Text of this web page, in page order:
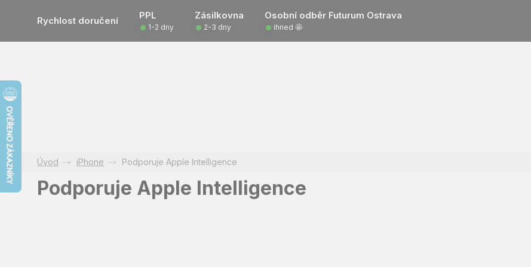
Rychlost doručení PPL Zásilkovna Osobní odběr Futurum Ostrava
1-2 dny 2-3 dny ihned 🤩
iPhone Podporuje Apple Intelligence
Podporuje Apple Intelligence